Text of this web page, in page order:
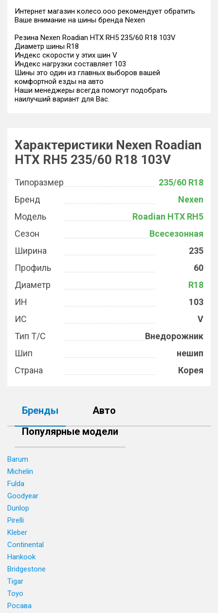
Интернет магазин колесо.ооо рекомендует обратить
Ваше внимание на шины бренда Nexen
Резина Nexen Roadian HTX RH5 235/60 R18 103V
Диаметр шины R18
Индекс скорости у этих шин V
Индекс нагрузки составляет 103
Шины это один из главных выборов вашей
комфортной езды на авто
Наши менеджеры всегда помогут подобрать
наилучший вариант для Вас.
Характеристики Nexen Roadian
HTX RH5 235/60 R18 103V
Типоразмер
235/60 R18
Бренд
Nexen
Модель
Roadian HTX RH5
Сезон
Всесезонная
Ширина
235
Профиль
60
Диаметр
R18
ИН
103
ИС
V
Тип Т/С
Внедорожник
Шип
нешип
Страна
Корея
Бренды
Авто
Популярные модели
Barum
Michelin
Fulda
Goodyear
Dunlop
Pirelli
Kleber
Continental
Hankook
Bridgestone
Tigar
Toyo
Росава